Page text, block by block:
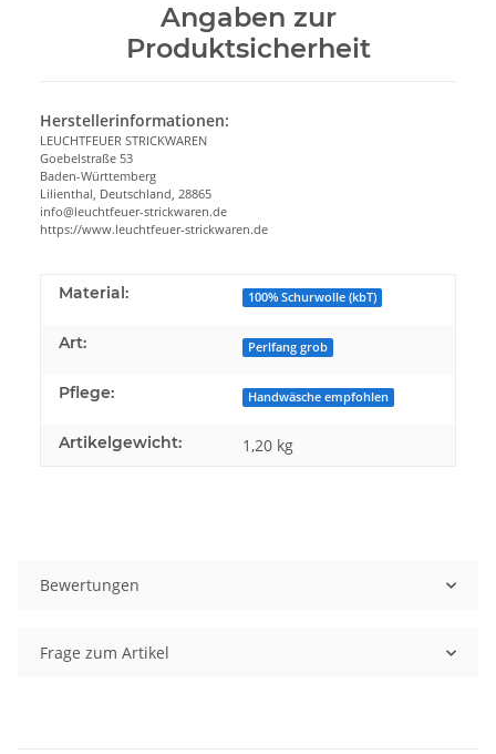
Angaben zur
Produktsicherheit
Herstellerinformationen:
LEUCHTFEUER STRICKWAREN
Goebelstraße 53
Baden-Württemberg
Lilienthal, Deutschland, 28865
info@leuchtfeuer-strickwaren.de
https://www.leuchtfeuer-strickwaren.de
Material: 100% Schurwolle (kbT)
Art: Perlfang grob
Pflege: Handwäsche empfohlen
Artikelgewicht: 1,20 kg
Bewertungen
Frage zum Artikel